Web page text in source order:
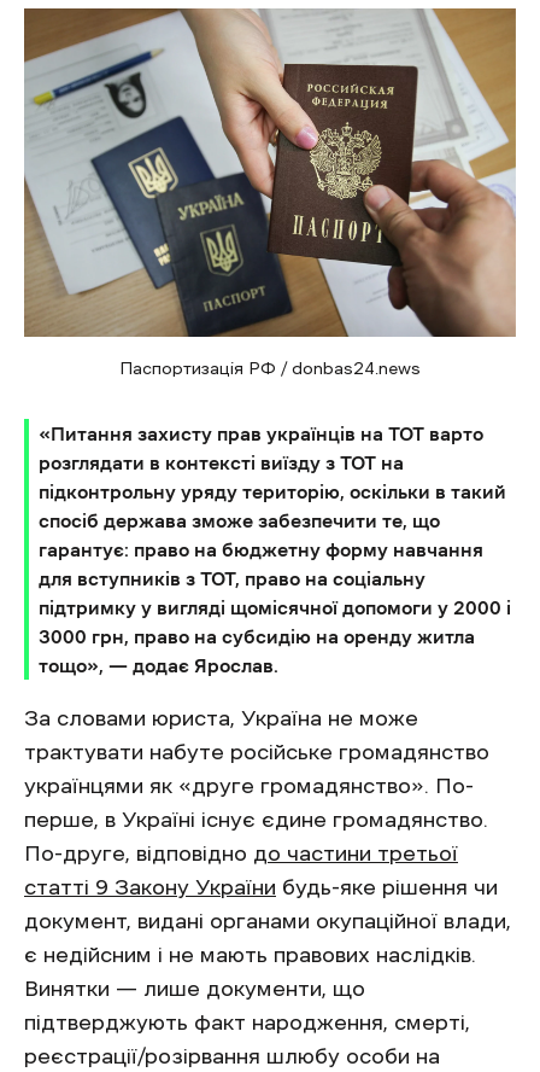
Паспортизація РФ / donbas24.news
«Питання захисту прав українців на ТОТ варто
розглядати в контексті виїзду з ТОТ на
підконтрольну уряду територію, оскільки в такий
спосіб держава зможе забезпечити те, що
гарантує: право на бюджетну форму навчання
для вступників з ТОТ, право на соціальну
підтримку у вигляді щомісячної допомоги у 2000 і
3000 грн, право на субсидію на оренду житла
тощо», — додає Ярослав.
За словами юриста, Україна не може
трактувати набуте російське громадянство
українцями як «друге громадянство». По-
перше, в Україні існує єдине громадянство.
По-друге, відповідно до частини третьої
статті 9 Закону України будь-яке рішення чи
документ, видані органами окупаційної влади,
є недійсним і не мають правових наслідків.
Винятки — лише документи, що
підтверджують факт народження, смерті,
реєстрації/розірвання шлюбу особи на